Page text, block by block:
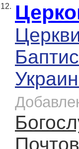
12.
Церкви